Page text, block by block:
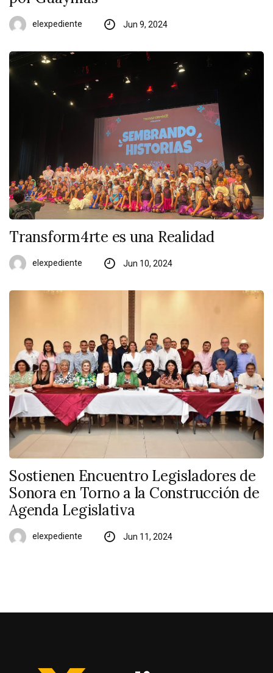
elexpediente Jun 9, 2024
Transform4rte es una Realidad
elexpediente Jun 10, 2024
Sostienen Encuentro Legisladores de
Sonora en Torno a la Construcción de
Agenda Legislativa
elexpediente Jun 11, 2024